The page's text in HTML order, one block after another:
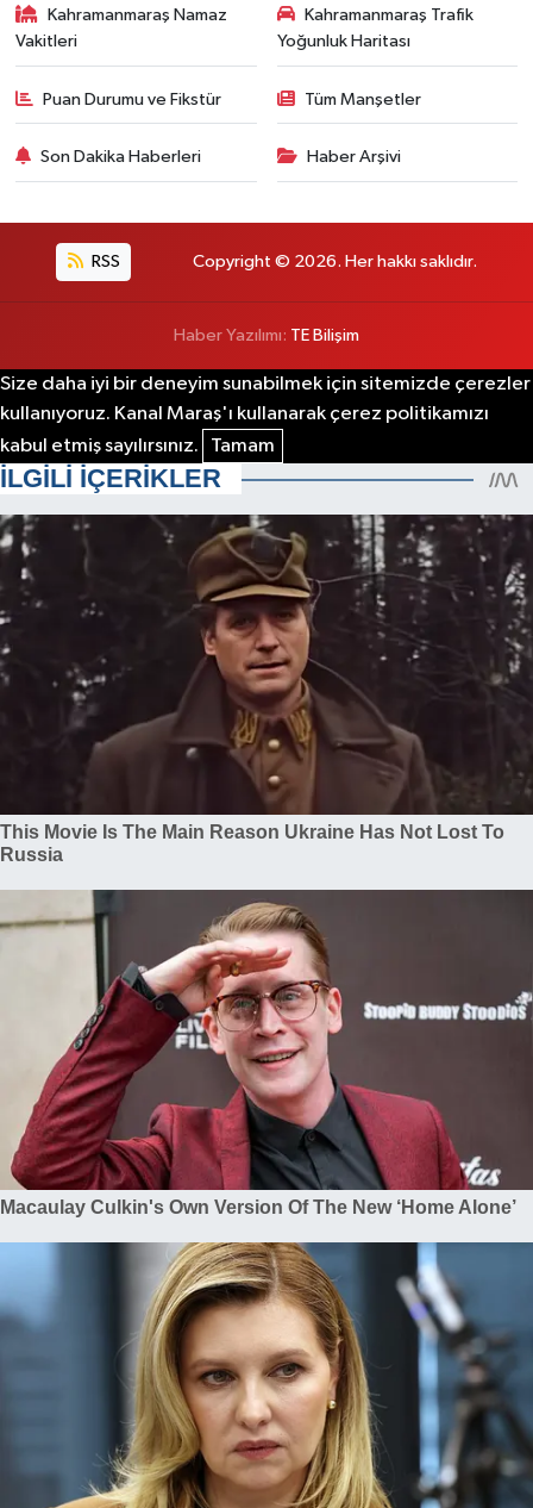
Kahramanmaraş Namaz
Vakitleri
Kahramanmaraş Trafik
Yoğunluk Haritası
Puan Durumu ve Fikstür Tüm Manşetler
Son Dakika Haberleri Haber Arşivi
RSS Copyright © 2026. Her hakkı saklıdır.
Haber Yazılımı: TE Bilişim
Size daha iyi bir deneyim sunabilmek için sitemizde çerezler
kullanıyoruz. Kanal Maraş'ı kullanarak çerez politikamızı
kabul etmiş sayılırsınız.
Tamam